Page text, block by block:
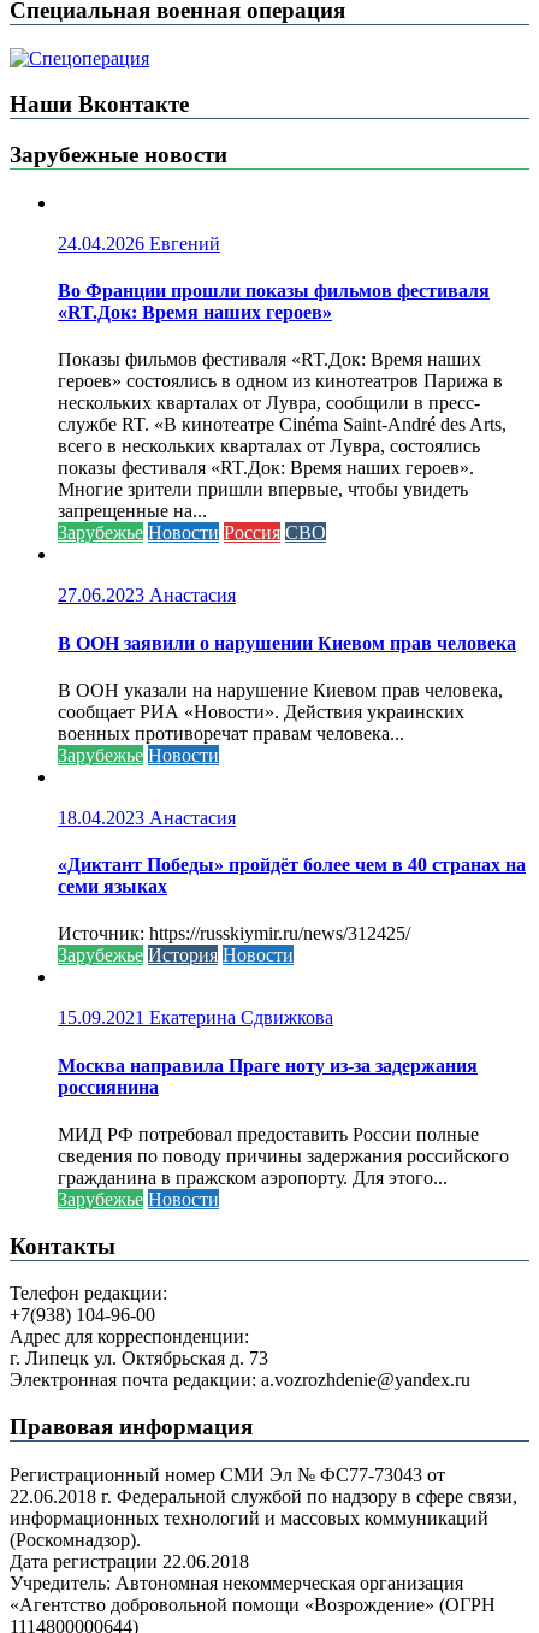
Специальная военная операция
Наши Вконтакте
Зарубежные новости
24.04.2026 Евгений
Во Франции прошли показы фильмов фестиваля
«RT.Док: Время наших героев»
Показы фильмов фестиваля «RT.Док: Время наших
героев» состоялись в одном из кинотеатров Парижа в
нескольких кварталах от Лувра, сообщили в пресс-
службе RT. «В кинотеатре Cinéma Saint-André des Arts,
всего в нескольких кварталах от Лувра, состоялись
показы фестиваля «RT.Док: Время наших героев».
Многие зрители пришли впервые, чтобы увидеть
запрещенные на...
Зарубежье Новости Россия СВО
27.06.2023 Анастасия
В ООН заявили о нарушении Киевом прав человека
В ООН указали на нарушение Киевом прав человека,
сообщает РИА «Новости». Действия украинских
военных противоречат правам человека...
Зарубежье Новости
18.04.2023 Анастасия
«Диктант Победы» пройдёт более чем в 40 странах на
семи языках
Источник: https://russkiymir.ru/news/312425/
Зарубежье История Новости
15.09.2021 Екатерина Сдвижкова
Москва направила Праге ноту из-за задержания
россиянина
МИД РФ потребовал предоставить России полные
сведения по поводу причины задержания российского
гражданина в пражском аэропорту. Для этого...
Зарубежье Новости
Контакты
Телефон редакции:
+7(938) 104-96-00
Адрес для корреспонденции:
г. Липецк ул. Октябрьская д. 73
Электронная почта редакции: a.vozrozhdenie@yandex.ru
Правовая информация
Регистрационный номер СМИ Эл № ФС77-73043 от
22.06.2018 г. Федеральной службой по надзору в сфере связи,
информационных технологий и массовых коммуникаций
(Роскомнадзор).
Дата регистрации 22.06.2018
Учредитель: Автономная некоммерческая организация
«Агентство добровольной помощи «Возрождение» (ОГРН
1114800000644)